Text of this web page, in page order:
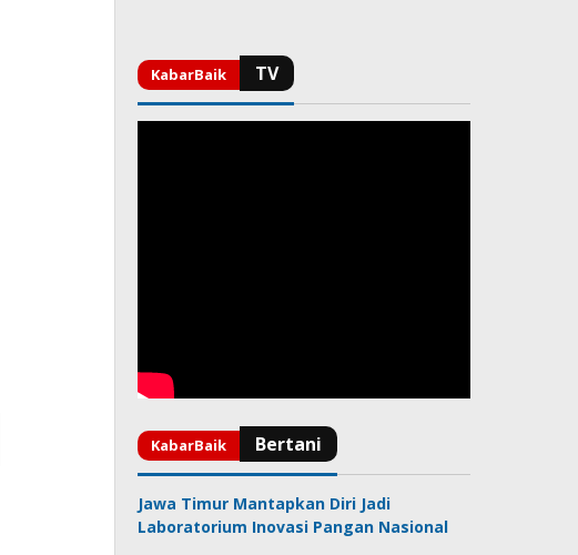
Jawa Timur Mantapkan Diri Jadi
Laboratorium Inovasi Pangan Nasional